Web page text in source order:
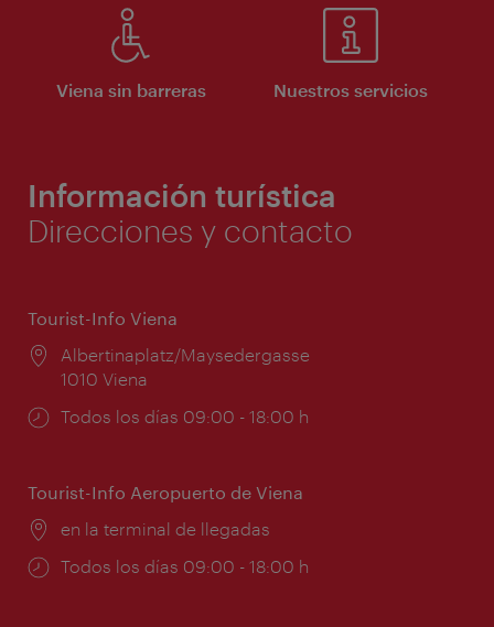
Viena sin barreras Nuestros servicios
Información turística
Direcciones y contacto
Tourist-Info Viena
Lugar:
Albertinaplatz/Maysedergasse
1010 Viena
Horarios
Todos los días 09:00 - 18:00 h
Tourist-Info Aeropuerto de Viena
Lugar:
en la terminal de llegadas
Horarios
Todos los días 09:00 - 18:00 h